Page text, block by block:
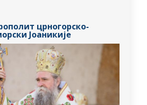
црногорско-
Јоаникије